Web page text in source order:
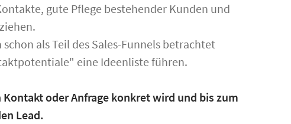
gute Pflege bestehender Kunden und
als Teil des Sales-Funnels betrachtet
eine Ideenliste führen.
Kontakt oder Anfrage konkret wird und bis zum
Lead.